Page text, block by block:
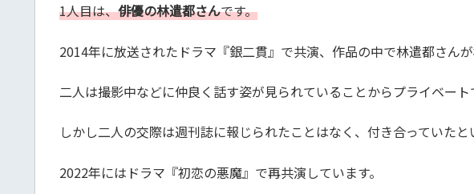
1人目は、俳優の林遣都さんです。
2014年に放送されたドラマ『銀二貫』で共演、作品の中で林遣都さん
二人は撮影中などに仲良く話す姿が見られていることからプライベー
しかし二人の交際は週刊誌に報じられたことはなく、付き合っていた
2022年にはドラマ『初恋の悪魔』で再共演しています。